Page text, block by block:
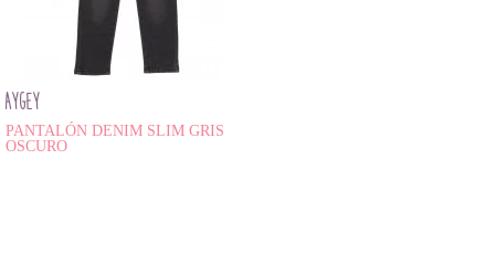
AYGEY
PANTALÓN DENIM SLIM GRIS
OSCURO